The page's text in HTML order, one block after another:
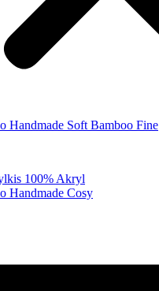
Handmade Soft Bamboo Fine
100% Akryl
Handmade Cosy